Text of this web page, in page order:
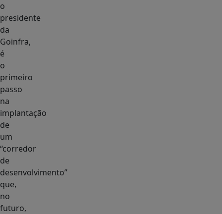
o
presidente
da
Goinfra,
é
o
primeiro
passo
na
implantação
de
um
“corredor
de
desenvolvimento”
que,
no
futuro,